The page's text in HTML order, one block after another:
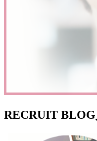
RECRUIT BLOG